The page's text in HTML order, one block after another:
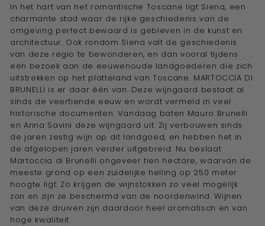
In het hart van het romantische Toscane ligt Siena, een
charmante stad waar de rijke geschiedenis van de
omgeving perfect bewaard is gebleven in de kunst en
architectuur. Ook rondom Siena valt de geschiedenis
van deze regio te bewonderen, en dan vooral tijdens
een bezoek aan de eeuwenoude landgoederen die zich
uitstrekken op het platteland van Toscane. MARTOCCIA DI
BRUNELLI is er daar één van. Deze wijngaard bestaat al
sinds de veertiende eeuw en wordt vermeld in veel
historische documenten. Vandaag baten Mauro Brunelli
en Anna Savini deze wijngaard uit. Zij verbouwen sinds
de jaren zestig wijn op dit landgoed, en hebben het in
de afgelopen jaren verder uitgebreid. Nu beslaat
Martoccia di Brunelli ongeveer tien hectare, waarvan de
meeste grond op een zuidelijke helling op 250 meter
hoogte ligt. Zo krijgen de wijnstokken zo veel mogelijk
zon en zijn ze beschermd van de noordenwind. Wijnen
van deze druiven zijn daardoor heel aromatisch en van
hoge kwaliteit.